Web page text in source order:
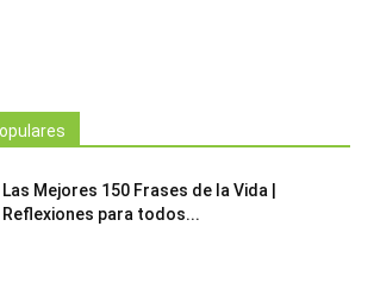
Las Mejores 150 Frases de la Vida |
Reflexiones para todos...